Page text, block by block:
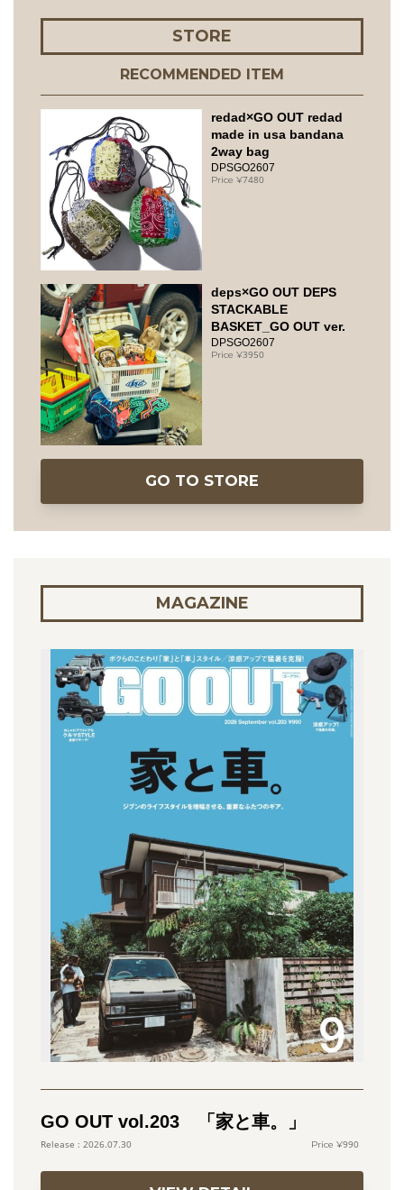
STORE
RECOMMENDED ITEM
redad×GO OUT redad
made in usa bandana
2way bag
DPSGO2607
7480
deps×GO OUT DEPS
STACKABLE
BASKET_GO OUT ver.
DPSGO2607
3950
GO TO STORE
MAGAZINE
GO OUT vol.203 「家と車。」
2026.07.30 990